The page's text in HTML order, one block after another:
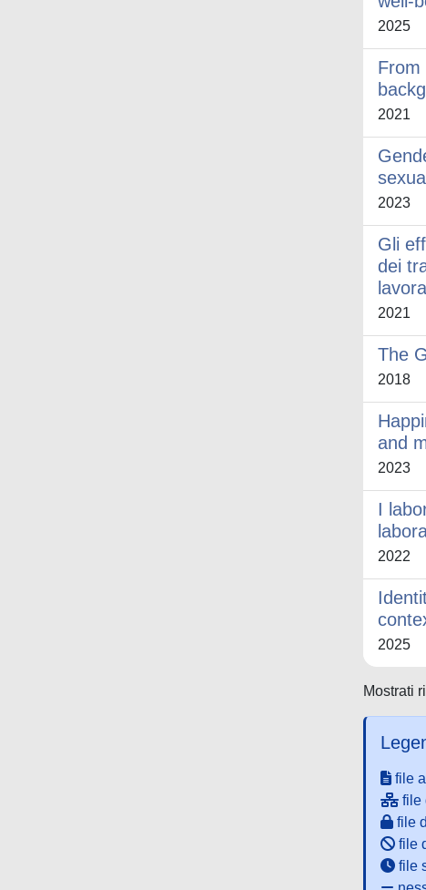
2025
From
2021
2023
Gli
dei
2021
The
2018
and
2023
I
2022
2025
Mostrati
file
file
file
file
file